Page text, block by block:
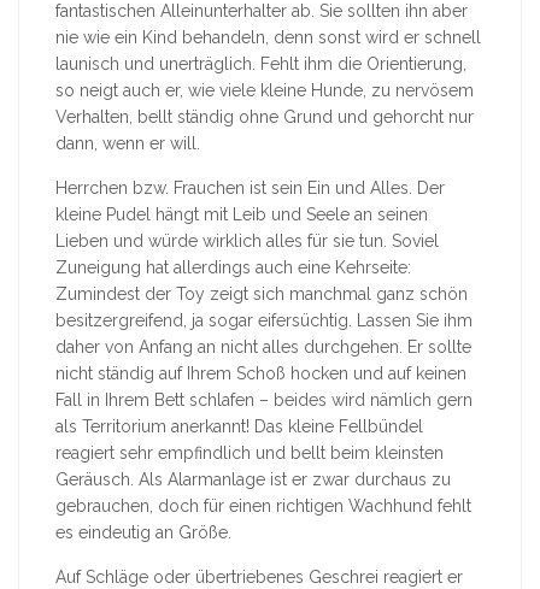
fantastischen Alleinunterhalter ab. Sie sollten ihn aber
nie wie ein Kind behandeln, denn sonst wird er schnell
launisch und unerträglich. Fehlt ihm die Orientierung,
so neigt auch er, wie viele kleine Hunde, zu nervösem
Verhalten, bellt ständig ohne Grund und gehorcht nur
dann, wenn er will.
Herrchen bzw. Frauchen ist sein Ein und Alles. Der
kleine Pudel hängt mit Leib und Seele an seinen
Lieben und würde wirklich alles für sie tun. Soviel
Zuneigung hat allerdings auch eine Kehrseite:
Zumindest der Toy zeigt sich manchmal ganz schön
besitzergreifend, ja sogar eifersüchtig. Lassen Sie ihm
daher von Anfang an nicht alles durchgehen. Er sollte
nicht ständig auf Ihrem Schoß hocken und auf keinen
Fall in Ihrem Bett schlafen – beides wird nämlich gern
als Territorium anerkannt! Das kleine Fellbündel
reagiert sehr empfindlich und bellt beim kleinsten
Geräusch. Als Alarmanlage ist er zwar durchaus zu
gebrauchen, doch für einen richtigen Wachhund fehlt
es eindeutig an Größe.
Auf Schläge oder übertriebenes Geschrei reagiert er